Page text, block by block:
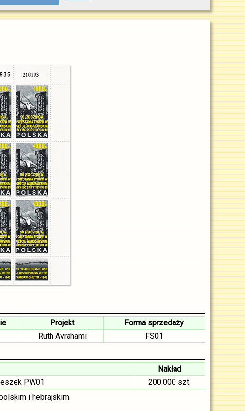
Projekt
Forma sprzedaży
Ruth Avrahami
FS01
Nakład
PW01
200.000 szt.
i hebrajskim.